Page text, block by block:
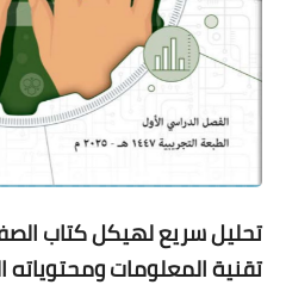
تحليل سريع لهيكل كتاب
تقنية المعلومات ومحتوياته